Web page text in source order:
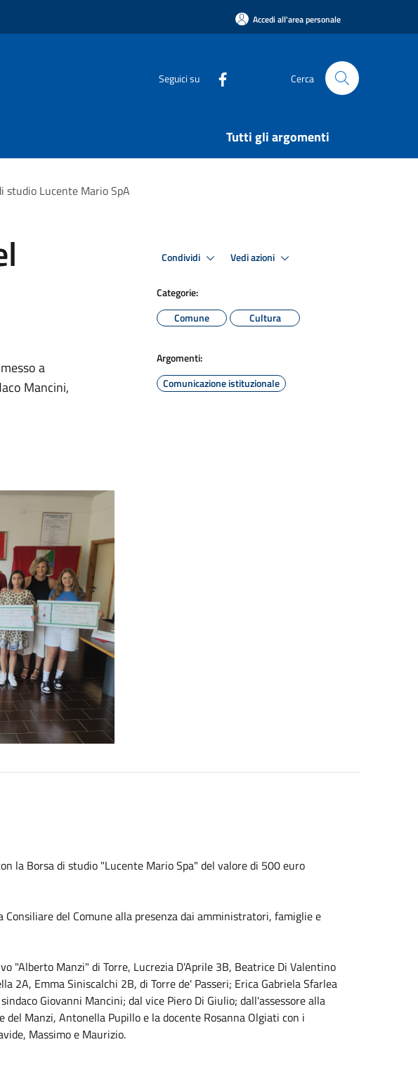
Accedi all'area personale
Seguici su Cerca
Tutti gli argomenti
studio Lucente Mario SpA
a
Mancini,
Condividi Vedi azioni
Categorie:
Comune
Cultura
Argomenti:
Comunicazione istituzionale
la Borsa di studio "Lucente Mario Spa" del valore di 500 euro
del Comune alla presenza dai amministratori, famiglie e
"Alberto Manzi" di Torre, Lucrezia D'Aprile 3B, Beatrice Di Valentino
2A, Emma Siniscalchi 2B, di Torre de' Passeri; Erica Gabriela Sfarlea
Giovanni Mancini; dal vice Piero Di Giulio; dall'assessore alla
Manzi, Antonella Pupillo e la docente Rosanna Olgiati con i
Massimo e Maurizio.